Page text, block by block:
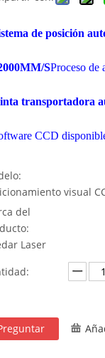
de posición
SProceso de
transportadora
CCD
visual
del
Laser